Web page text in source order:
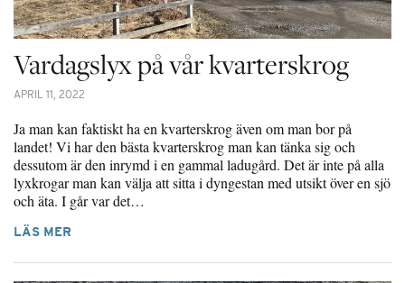
Vardagslyx på vår kvarterskrog
APRIL 11, 2022
Ja man kan faktiskt ha en kvarterskrog även om man bor på
landet! Vi har den bästa kvarterskrog man kan tänka sig och
dessutom är den inrymd i en gammal ladugård. Det är inte på alla
lyxkrogar man kan välja att sitta i dyngestan med utsikt över en sjö
och äta. I går var det…
LÄS MER